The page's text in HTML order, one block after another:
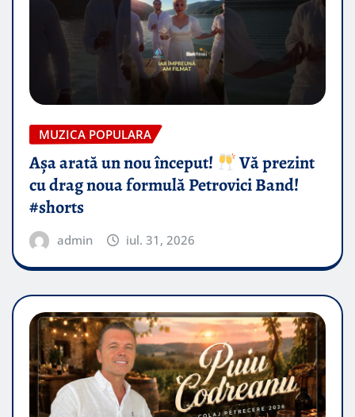
MUZICA POPULARA
Așa arată un nou început!
Vă prezint
cu drag noua formulă Petrovici Band!
#shorts
admin iul. 31, 2026